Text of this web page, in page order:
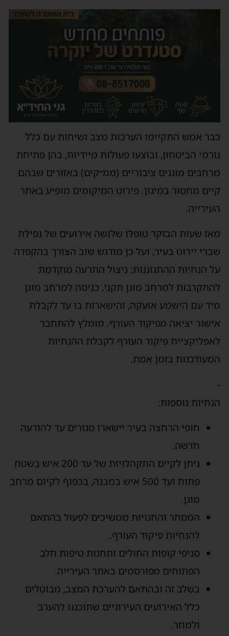
כבר אמש התקיימו הערכות מצב ושיחות עם כלל
גורמי הביטחון, ובוצעו פעולות מיידיות, בהן פתיחת
מרחבים מוגנים ציבוריים (ממ״קים) באזורים שבהם
קיים מחסור במיגון. פירוט המיקומים מופיע באתר
העירייה.
מאז שעות הבוקר טופלו שלושה אירועים של נפילת
שברי יירוט בעיר, ועל כן מודגש שוב הצורך בהקפדה
על הנחיות ההתגוננות: ניצול התרעה מוקדמת
להתקרבות למרחב מוגן תקני, כניסה למרחב מוגן
מיד עם הישמע אזעקה, והישארות בו עד לקבלת
אישור יציאה מפיקוד העורף. מומלץ להתחבר
לאפליקציית פיקוד העורף לקבלת ההנחיות
המעודכנות בזמן אמת.
-
הנחיות נוספות:
חופי הרחצה בעיר יישארו סגורים עד להודעה
חדשה.
ניתן לקיים התקהלויות של עד 200 איש בשטח
פתוח ועד 500 איש במבנה, בכפוף לקיום מרחב
מוגן.
המסחר והחנויות ממשיכים לפעול בהתאם
להנחיות פיקוד העורף.
סניפי קופות החולים ותחנות טיפות חלב
הפתוחים מפורסמים באתר העירייה.
בשלב זה ובהתאם להערכת המצב, מבוטלים
כלל האירועים העירוניים שתוכננו להערב
ולמחר.